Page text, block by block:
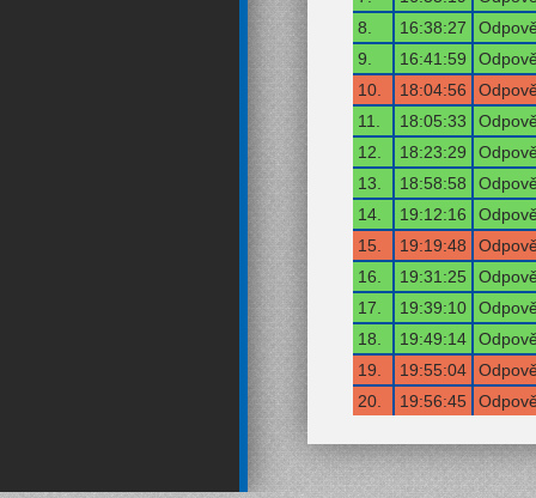
8.
16:38:27
9.
16:41:59
10.
18:04:56
11.
18:05:33
12.
18:23:29
13.
18:58:58
14.
19:12:16
15.
19:19:48
16.
19:31:25
17.
19:39:10
18.
19:49:14
19.
19:55:04
20.
19:56:45